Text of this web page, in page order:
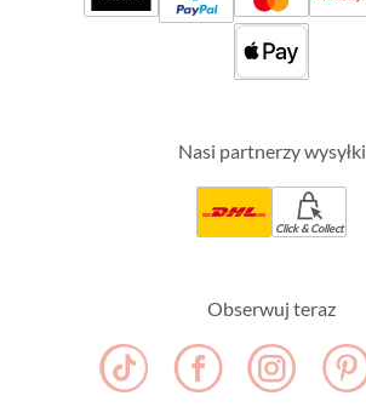
Nasi partnerzy wysyłki
Click & Collect
Obserwuj teraz